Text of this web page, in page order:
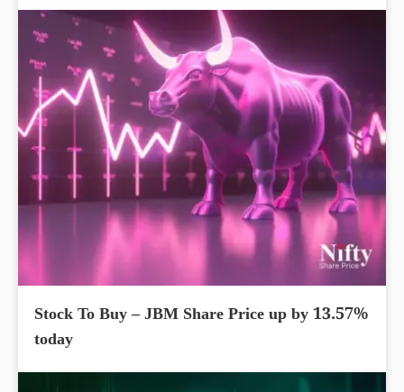
Stock To Buy – JBM Share Price up by 13.57%
today